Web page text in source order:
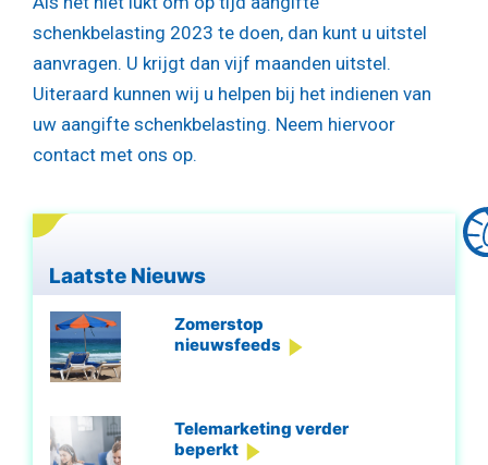
schenkbelasting 2023 te doen, dan kunt u uitstel
aanvragen. U krijgt dan vijf maanden uitstel.
Uiteraard kunnen wij u helpen bij het indienen van
uw aangifte schenkbelasting. Neem hiervoor
contact met ons op.
Laatste Nieuws
Zomerstop
nieuwsfeeds
Telemarketing verder
beperkt